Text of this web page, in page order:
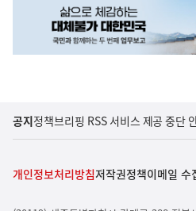
공지정책브리핑 RSS 서비스 제공 중단
개인정보처리방침저작권정책이메일 수